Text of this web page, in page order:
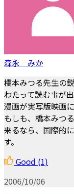
森永 みか
橋本みつる先生の
わたって読む事が出
漫画が実写版映画
もしも、橋本みつ
来るなら、国際的
す。
Good (1)
2006/10/06